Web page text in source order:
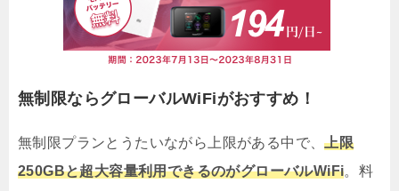
無制限ならグローバルWiFiがおすすめ！
無制限プランとうたいながら上限がある中で、上限
250GBと超大容量利用できるのがグローバルWiFi。料